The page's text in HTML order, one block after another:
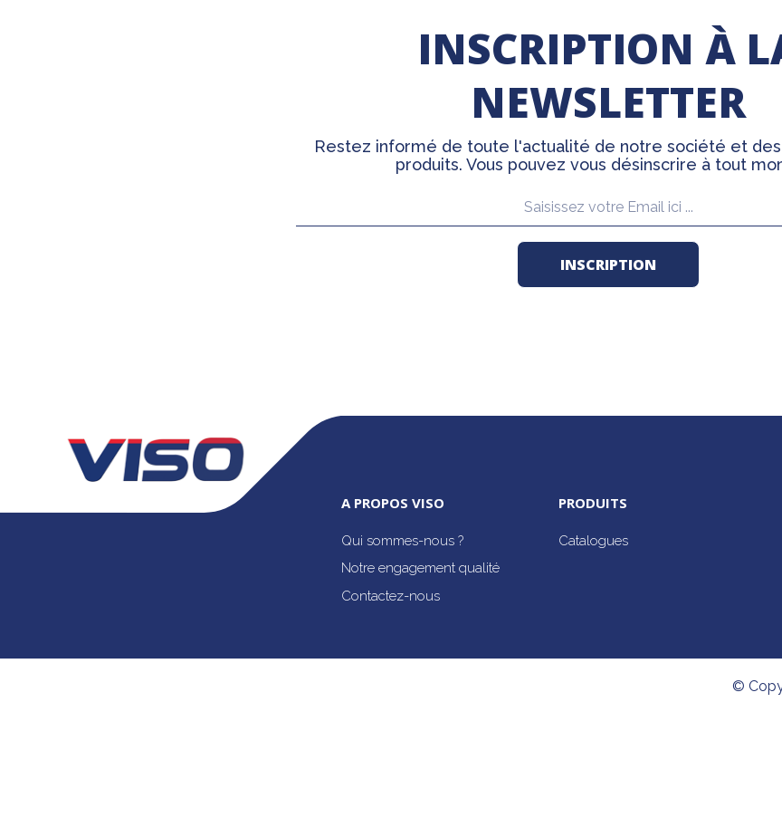
INSCRIPTION À
NEWSLETTER
Restez informé de toute l'actualité de notre société et
produits. Vous pouvez vous désinscrire à tout
A PROPOS VISO
Qui sommes-nous ?
Notre engagement qualité
Contactez-nous
PRODUITS
Catalogues
©